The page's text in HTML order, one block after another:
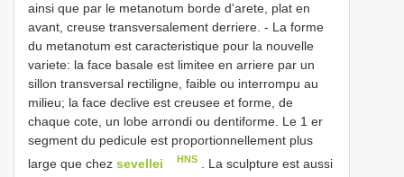
ainsi que par le metanotum borde d'arete, plat en
avant, creuse transversalement derriere. - La forme
du metanotum est caracteristique pour la nouvelle
variete: la face basale est limitee en arriere par un
sillon transversal rectiligne, faible ou interrompu au
milieu; la face declive est creusee et forme, de
chaque cote, un lobe arrondi ou dentiforme. Le 1 er
segment du pedicule est proportionnellement plus
large que chez sevellei HNS
. La sculpture est aussi